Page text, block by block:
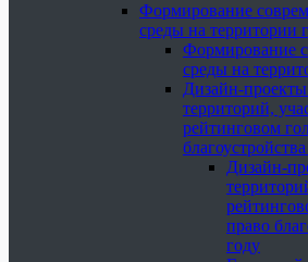
Формирование
среды на территории
Формирование
среды на
Дизайн-
территорий,
рейтинговом
Дизайн-
право
году